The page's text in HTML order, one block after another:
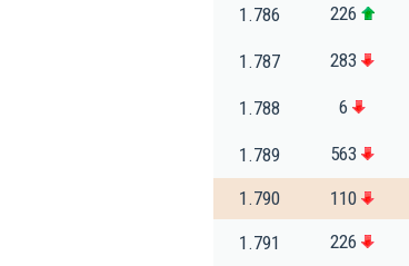
1.786 226
1.787 283
1.788 6
1.789 563
1.790 110
1.791 226